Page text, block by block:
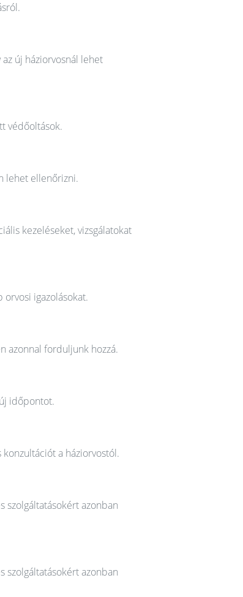
új háziorvosnál lehet
védőoltások.
lehet ellenőrizni.
kezeléseket, vizsgálatokat
igazolásokat.
azonnal forduljunk hozzá.
időpontot.
a háziorvostól.
szolgáltatásokért azonban
szolgáltatásokért azonban